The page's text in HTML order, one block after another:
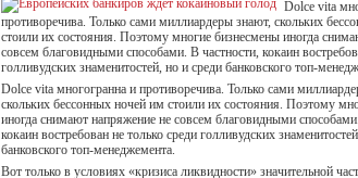
Dolce vita
противоречива. Только сами миллиардеры знают, скольких
стоили их состояния. Поэтому многие бизнесмены иногда
совсем благовидными способами. В частности, кокаин
голливудских знаменитостей, но и среди банковского топ-
Dolce vita многогранна и противоречива. Только сами
скольких бессонных ночей им стоили их состояния. Поэтому
иногда снимают напряжение не совсем благовидными
кокаин востребован не только среди голливудских
банковского топ-менеджемента.
Вот только в условиях «кризиса ликвидности» значительной